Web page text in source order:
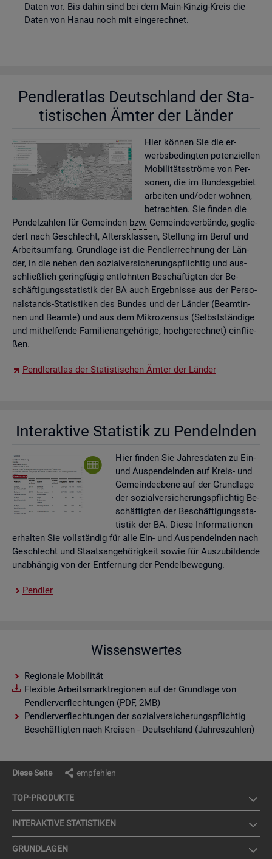
Daten vor. Bis dahin sind bei dem Main-Kinzig-Kreis die
Daten von Hanau noch mit eingerechnet.
Pend­ler­at­las Deutsch­land der Sta­
tis­ti­schen Ämter der Län­der
Hier kön­nen Sie die er­
werbs­be­ding­ten po­ten­zi­el­len
Mo­bi­li­täts­strö­me von Per­
so­nen, die im Bun­des­ge­biet
ar­bei­ten und/oder woh­nen,
be­trach­ten. Sie fin­den die
Pen­del­zah­len für Ge­mein­den bzw. Ge­mein­de­ver­bän­de, ge­glie­
dert nach Ge­schlecht, Al­ters­klas­sen, Stel­lung im Beruf und
Ar­beits­um­fang. Grund­la­ge ist die Pend­ler­rech­nung der Län­
der, in die neben den so­zi­al­ver­si­che­rungs­pflich­tig und aus­
schlie­ß­lich ge­ring­fü­gig ent­lohn­ten Be­schäf­tig­ten der Be­
schäf­ti­gungs­sta­tis­tik der BA auch Er­geb­nis­se aus der Per­so­
nal­stands-Sta­tis­ti­ken des Bun­des und der Län­der (Be­am­tin­
nen und Be­am­te) und aus dem Mi­kro­zen­sus (Selbst­stän­di­ge
und mit­hel­fen­de Fa­mi­li­en­an­ge­hö­ri­ge, hoch­ge­rech­net) ein­flie­
ßen.
Pend­ler­at­las der Sta­tis­ti­schen Ämter der Län­der
In­ter­ak­ti­ve Sta­tis­tik zu Pen­deln­den
Hier fin­den Sie Jah­res­da­ten zu Ein-
und Aus­pen­deln­den auf Kreis- und
Ge­mein­de­ebe­ne auf der Grund­la­ge
der so­zi­al­ver­si­che­rungs­pflich­tig Be­
schäf­tig­ten der Be­schäf­ti­gungs­sta­
tis­tik der BA. Diese In­for­ma­tio­nen
er­hal­ten Sie voll­stän­dig für alle Ein- und Aus­pen­deln­den nach
Ge­schlecht und Staats­an­ge­hö­rig­keit sowie für Aus­zu­bil­den­de
un­ab­hän­gig von der Ent­fer­nung der Pen­del­be­we­gung.
Pend­ler
Wissenswertes
Regionale Mobilität
Flexible Arbeitsmarktregionen auf der Grundlage von
Pendlerverflechtungen (PDF, 2MB)
Pendlerverflechtungen der sozialversicherungspflichtig
Beschäftigten nach Kreisen - Deutschland (Jahreszahlen)
Diese Seite empfehlen
TOP-PRO­DUK­TE
IN­TER­AK­TI­VE STA­TIS­TI­KEN
GRUND­LA­GEN